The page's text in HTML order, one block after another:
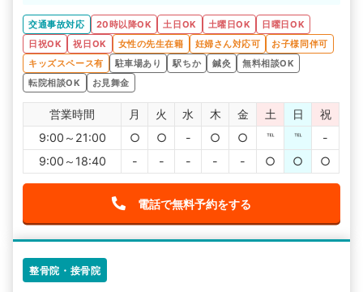
病院だけに通っていたら、こんなに快適ではなかったと思
うので相談してよかったです。
交通事故対応 20時以降OK 土日OK 土曜日OK
日曜日OK
日祝OK
祝日OK 女性の先生在籍 妊婦さん対応可
お子様同伴可
キッズスペース有
駐車場あり 駅ちか 鍼灸
無料相談OK
転院相談OK
お見舞金
営業時間 月 火 水 木 金 土 日
祝
9:00～21:00
○ ○ - ○ ○ ℡ ℡
-
9:00～18:40
- - - - - ○ ○ ○
電話で無料予約をする
整骨院・接骨院